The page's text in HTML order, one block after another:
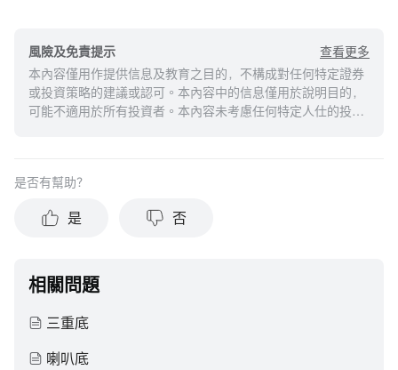
風險及免責提示
查看更多
本內容僅用作提供信息及教育之目的，不構成對任何特定證券
或投資策略的建議或認可。本內容中的信息僅用於說明目的，
可能不適用於所有投資者。本內容未考慮任何特定人仕的投資
結果。投資涉及風險和損失本金的可能性。moomoo對上述內
任何陳述或保證。
是否有幫助？
是 否
相關問題
三重底
喇叭底